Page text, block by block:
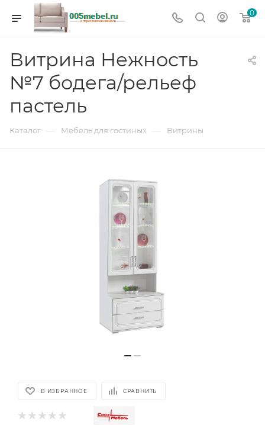
0
Витрина Нежность
№7 бодега/рельеф
пастель
Каталог — Мебель для гостиных — Витрины
В ИЗБРАННОЕ СРАВНИТЬ